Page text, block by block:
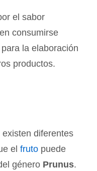
el sabor
consumirse
la elaboración
productos.
diferentes
el fruto puede
género Prunus.